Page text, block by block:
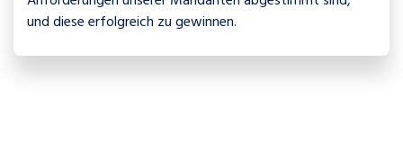
und diese erfolgreich zu gewinnen.